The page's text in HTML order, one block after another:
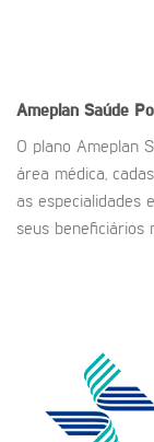
Ameplan Saúde
O plano Ameplan
área médica,
as especialidades
seus beneficiários